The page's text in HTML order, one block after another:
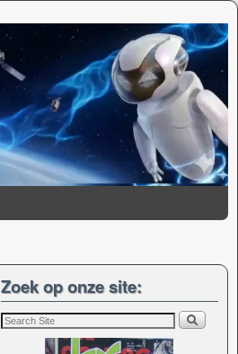
Zoek op onze site: